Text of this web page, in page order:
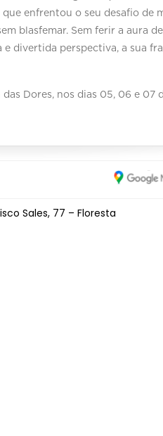
enfrentou o seu desafio de
blasfemar. Sem ferir a aura
divertida perspectiva, a sua
Dores, nos dias 05, 06 e 07
Sales, 77 – Floresta